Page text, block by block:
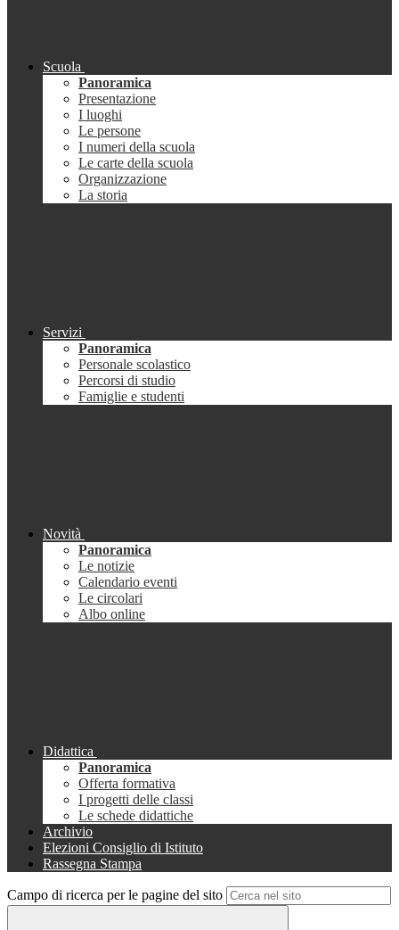
Scuola
Panoramica
Presentazione
I luoghi
Le persone
I numeri della scuola
Le carte della scuola
Organizzazione
La storia
Servizi
Panoramica
Personale scolastico
Percorsi di studio
Famiglie e studenti
Novità
Panoramica
Le notizie
Calendario eventi
Le circolari
Albo online
Didattica
Panoramica
Offerta formativa
I progetti delle classi
Le schede didattiche
Archivio
Elezioni Consiglio di Istituto
Rassegna Stampa
Campo di ricerca per le pagine del sito